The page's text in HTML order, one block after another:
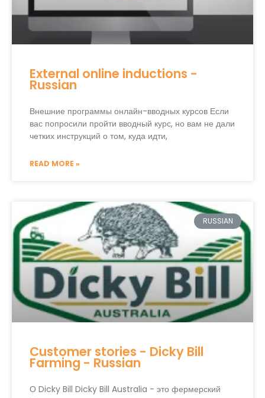
External online inductions -
Russian
Внешние программы онлайн-вводных курсов Если
вас попросили пройти вводный курс, но вам не дали
четких инструкций о том, куда идти,
READ MORE »
RUSSIAN
Customer stories - Dicky Bill
Farming - Russian
О Dicky Bill Dicky Bill Australia - это фермерский